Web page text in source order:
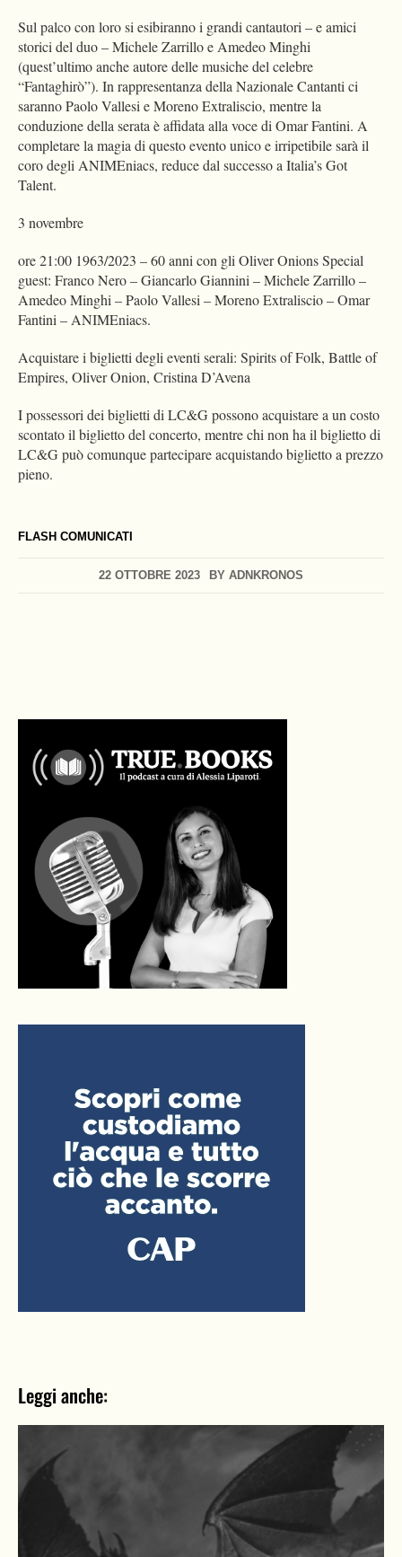
FLASH COMUNICATI
22 OTTOBRE 2023 BY ADNKRONOS
Sul palco con loro si esibiranno i grandi cantautori – e amici
storici del duo – Michele Zarrillo e Amedeo Minghi
(quest’ultimo anche autore delle musiche del celebre
“Fantaghirò”). In rappresentanza della Nazionale Cantanti ci
saranno Paolo Vallesi e Moreno Extraliscio, mentre la
conduzione della serata è affidata alla voce di Omar Fantini. A
completare la magia di questo evento unico e irripetibile sarà il
coro degli ANIMEniacs, reduce dal successo a Italia’s Got
Talent.
3 novembre
ore 21:00 1963/2023 – 60 anni con gli Oliver Onions Special
guest: Franco Nero – Giancarlo Giannini – Michele Zarrillo –
Amedeo Minghi – Paolo Vallesi – Moreno Extraliscio – Omar
Fantini – ANIMEniacs.
Acquistare i biglietti degli eventi serali: Spirits of Folk, Battle of
Empires, Oliver Onion, Cristina D’Avena
I possessori dei biglietti di LC&G possono acquistare a un costo
scontato il biglietto del concerto, mentre chi non ha il biglietto di
LC&G può comunque partecipare acquistando biglietto a prezzo
pieno.
Leggi anche: